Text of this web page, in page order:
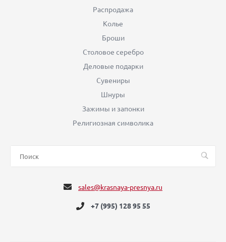
Распродажа
Колье
Броши
Столовое серебро
Деловые подарки
Сувениры
Шнуры
Зажимы и запонки
Религиозная символика
sales@krasnaya-presnya.ru
+7 (995) 128 95 55